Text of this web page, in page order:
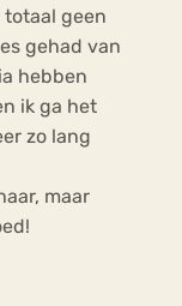
geen
gehad van
hebben
ik ga het
zo lang
maar